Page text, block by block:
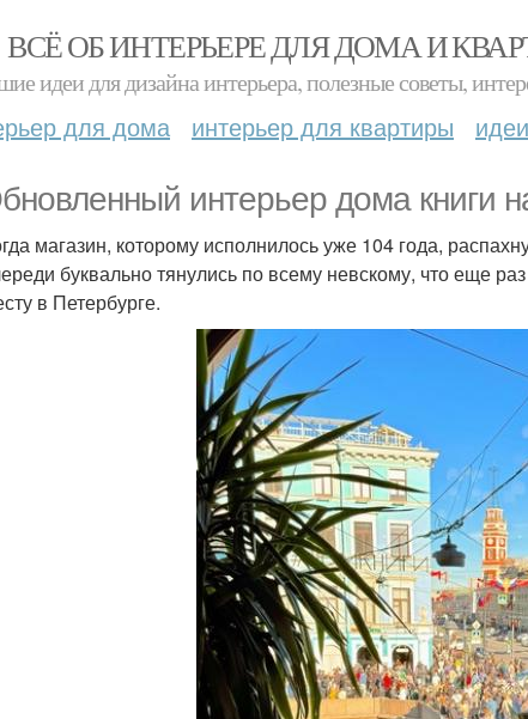
ВСЁ ОБ ИНТЕРЬЕРЕ ДЛЯ ДОМА И
идеи для дизайна интерьера, полезные советы,
для дома интерьер для квартиры
интерьер дома книги
магазин, которому исполнилось уже 104 года,
буквально тянулись по всему невскому, что еще
в Петербурге.